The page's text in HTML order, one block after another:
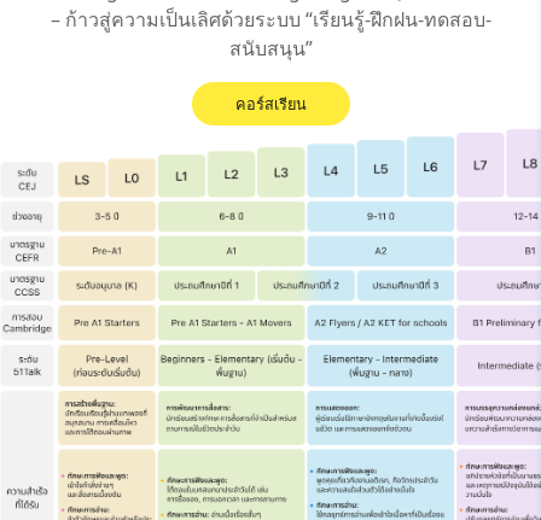
– ก้าวสู่ความเป็นเลิศด้วยระบบ “เรียนรู้-ฝึกฝน-ทดสอบ-
สนับสนุน”
คอร์สเรียน